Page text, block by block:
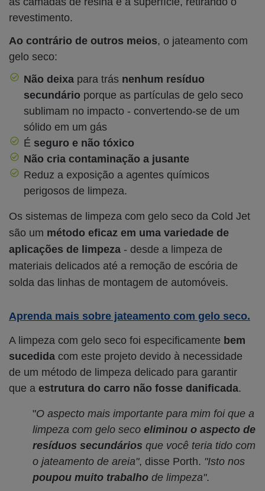
revestimento.
Ao contrário de outros meios, o jateamento com
gelo seco:
Não deixa para trás nenhum resíduo
secundário porque as partículas de gelo seco
sublimam no impacto - convertendo-se de um
sólido em um gás
É seguro e não tóxico
Não cria contaminação a jusante
Reduz a exposição a agentes químicos
perigosos de limpeza.
Os sistemas de limpeza com gelo seco da Cold Jet
são um método eficaz em uma variedade de
aplicações de limpeza - desde a limpeza de
materiais delicados até a remoção de escória de
solda das linhas de montagem de automóveis.
Aprenda mais sobre jateamento com gelo seco.
A limpeza com gelo seco foi especificamente bem
sucedida com este projeto devido à necessidade
de um método de limpeza delicado para garantir
que a estrutura do carro não fosse danificada.
"O aspecto mais importante para mim foi que a
limpeza com gelo seco eliminou o aspecto de
resíduos secundários que você teria tido com
o jateamento de areia", disse Porth. "Isto nos
poupou muito trabalho de limpeza".